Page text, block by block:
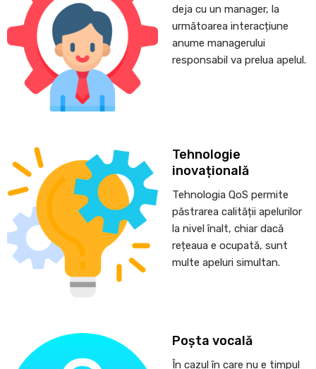
deja cu un manager, la
următoarea interacțiune
anume managerului
responsabil va prelua apelul.
Tehnologie
inovațională
Tehnologia QoS permite
păstrarea calității apelurilor
la nivel înalt, chiar dacă
rețeaua e ocupată, sunt
multe apeluri simultan.
Poșta vocală
În cazul în care nu e timpul